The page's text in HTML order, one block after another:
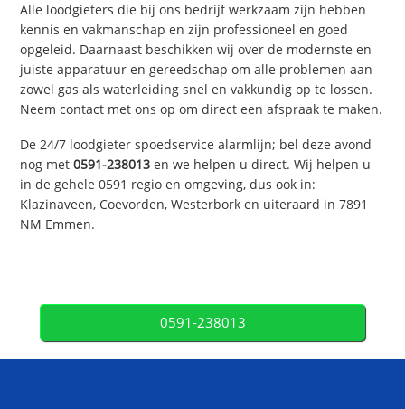
Alle loodgieters die bij ons bedrijf werkzaam zijn hebben
kennis en vakmanschap en zijn professioneel en goed
opgeleid. Daarnaast beschikken wij over de modernste en
juiste apparatuur en gereedschap om alle problemen aan
zowel gas als waterleiding snel en vakkundig op te lossen.
Neem contact met ons op om direct een afspraak te maken.
De 24/7 loodgieter spoedservice alarmlijn; bel deze avond
nog met0591-238013 en we helpen u direct. Wij helpen u
in de gehele 0591 regio en omgeving, dus ook in:
Klazinaveen, Coevorden, Westerbork en uiteraard in 7891
NM Emmen.
0591-238013